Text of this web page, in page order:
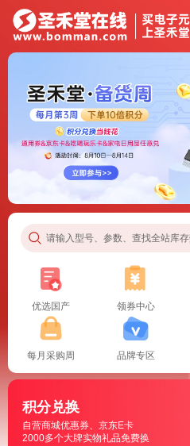
请输入型号、参数、查找全站库
优选国产 领券中心
每月采购周 品牌专区
积分兑换
自营商城优惠券、京东E卡
2000多个大牌实物礼品免费换